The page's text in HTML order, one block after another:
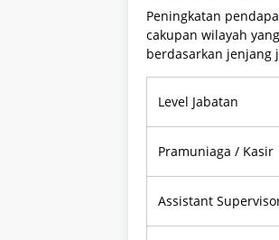
Peningkatan
cakupan wilayah
berdasarkan jenjang
Level Jabatan
Pramuniaga / Kasir
Assistant